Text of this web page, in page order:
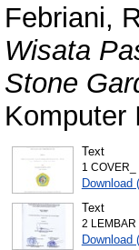
Febriani,
Wisata
Stone
Komputer
Text
1
Download
Text
2 LEMBAR
Download